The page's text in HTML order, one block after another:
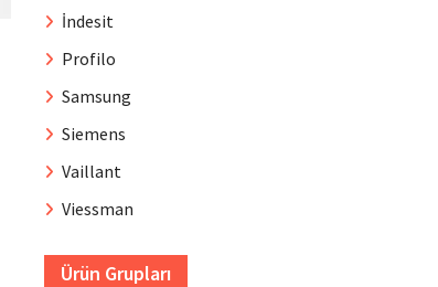
İndesit
Profilo
Samsung
Siemens
Vaillant
Viessman
Ürün Grupları